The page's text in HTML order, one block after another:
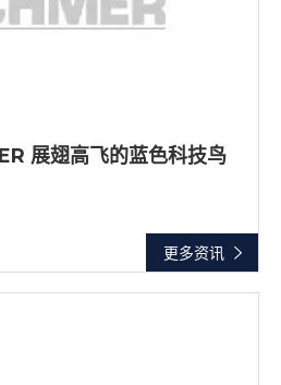
更多资讯
展翅高飞的蓝色科技鸟